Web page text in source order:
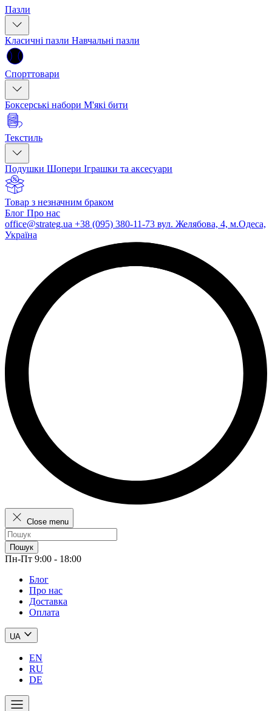
Пазли
Класичні пазли Навчальні пазли
Спорттовари
Боксерські набори М'які бити
Текстиль
Подушки Шопери Іграшки та аксесуари
Товар з незначним браком
Блог Про нас
office@strateg.ua +38 (095) 380-11-73 вул. Желябова, 4, м.Одеса,
Україна
Close menu
Пошук
Пн-Пт 9:00 - 18:00
Блог
Про нас
Доставка
Оплата
UA
EN
RU
DE